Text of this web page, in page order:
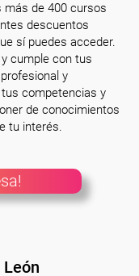
más de 400 cursos
descuentos
sí puedes acceder.
cumple con tus
y
competencias y
de conocimientos
tu interés.